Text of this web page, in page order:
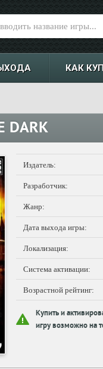
КАК
DARK
Издатель:
Разработчик:
Жанр:
Дата выхода игры:
Локализация:
Система активации:
Возрастной рейтинг:
Купить и
игру возможно на